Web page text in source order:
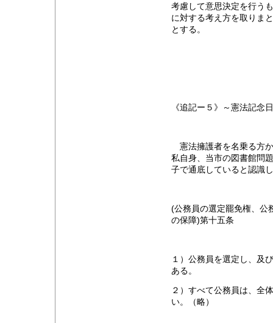
考慮して意思決定を行う
に対する考え方を取りま
とする。
《追記ー５》～憲法記念
憲法擁護者を名乗る方
私自身、当市の図書館問
子で通底していると認識
(公務員の選定罷免権、公
の保障)第十五条
１）公務員を選定し、及
ある。
２）すべて公務員は、全
い。（略）